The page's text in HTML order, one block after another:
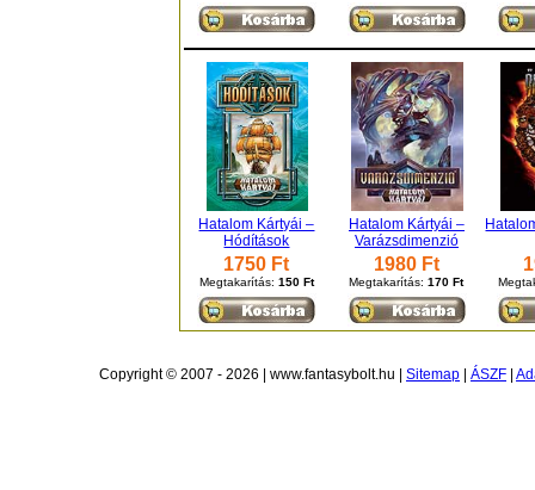
Hatalom Kártyái –
Hódítások
Hatalom Kártyái –
Varázsdimenzió
1750 Ft
Megtakarítás: 150 Ft
1980 Ft
Megtakarítás:170 Ft
Copyright © 2007 - 2026 | www.fantasybolt.hu | Sitemap ÁSZF